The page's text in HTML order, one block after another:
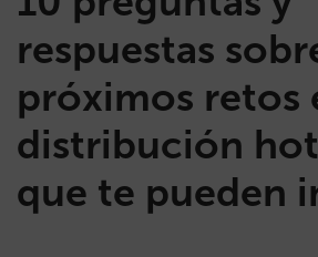
respuestas
próximos retos
distribución
que te pueden